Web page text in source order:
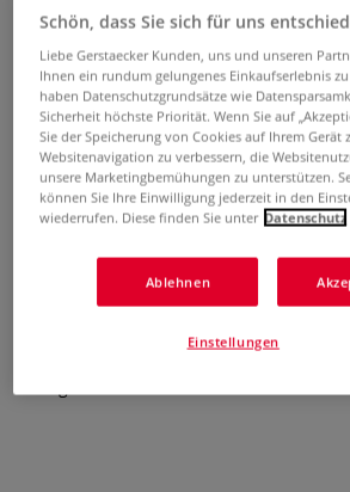
R&F HANDMADE
Medium
0 Bewertungen
Das R&F HANDMADE Enkaustik-
Viskosität und den die Transparenz von
Schön, dass Sie sich für uns
Liebe Gerstaecker Kunden, uns und unseren
Ihnen ein rundum gelungenes Einkaufserlebnis
haben Datenschutzgrundsätze wie
Sicherheit höchste Priorität. Wenn Sie auf
Sie der Speicherung von Cookies auf Ihrem Gerät
Websitenavigation zu verbessern, die
unsere Marketingbemühungen zu unterstützen.
können Sie Ihre Einwilligung jederzeit in den
wiederrufen. Diese finden Sie unter Datenschutz
Ablehnen
Einstellungen